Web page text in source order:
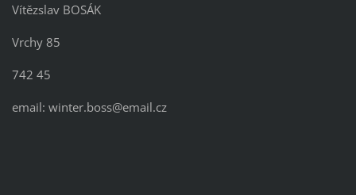
Vítězslav BOSÁK
Vrchy 85
742 45
email: winter.boss@email.cz